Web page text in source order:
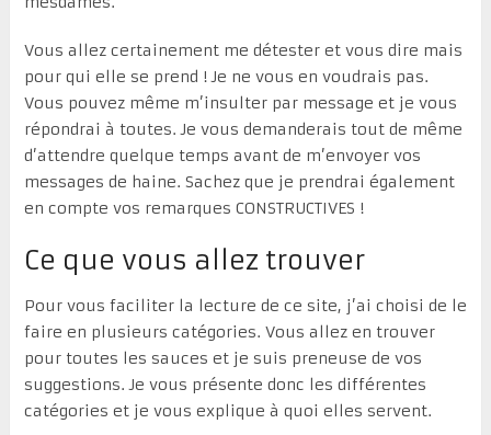
Vous allez certainement me détester et vous dire mais
pour qui elle se prend ! Je ne vous en voudrais pas.
Vous pouvez même m’insulter par message et je vous
répondrai à toutes. Je vous demanderais tout de même
d’attendre quelque temps avant de m’envoyer vos
messages de haine. Sachez que je prendrai également
en compte vos remarques CONSTRUCTIVES !
Ce que vous allez trouver
Pour vous faciliter la lecture de ce site, j’ai choisi de le
faire en plusieurs catégories. Vous allez en trouver
pour toutes les sauces et je suis preneuse de vos
suggestions. Je vous présente donc les différentes
catégories et je vous explique à quoi elles servent.